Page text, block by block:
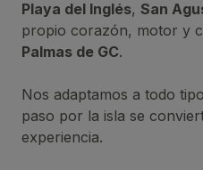
Playa del Inglés, San
propio corazón, motor y
Palmas de GC.
Nos adaptamos a todo
paso por la isla se
experiencia.